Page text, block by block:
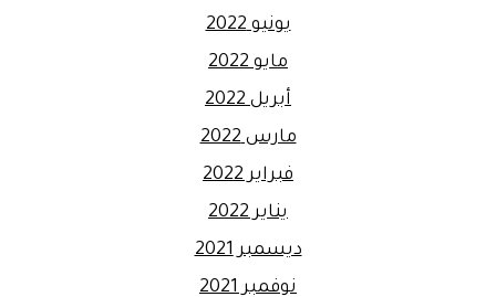
يونيو 2022
مايو 2022
أبريل 2022
مارس 2022
فبراير 2022
يناير 2022
ديسمبر 2021
نوفمبر 2021